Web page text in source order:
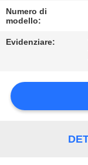
RICHIEDA
MAPPA
Numero di
modello:
Evidenziare: